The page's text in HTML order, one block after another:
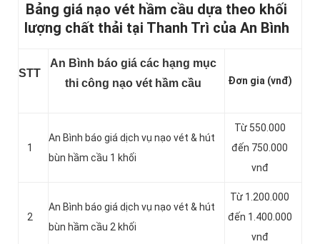
Bảng giá nạo vét hầm cầu dựa theo khối
lượng chất thải tại Thanh Trì của An Bình
STT
An Bình báo giá các hạng mục
thi công nạo vét hầm cầu
Đơn gia (vnđ)
1
An Bình báo giá dịch vụ nạo vét & hút
bùn hầm cầu 1 khối
Từ 550.000
đến 750.000
vnđ
2
An Bình báo giá dịch vụ nạo vét & hút
bùn hầm cầu 2 khối
Từ 1.200.000
đến 1.400.000
vnđ